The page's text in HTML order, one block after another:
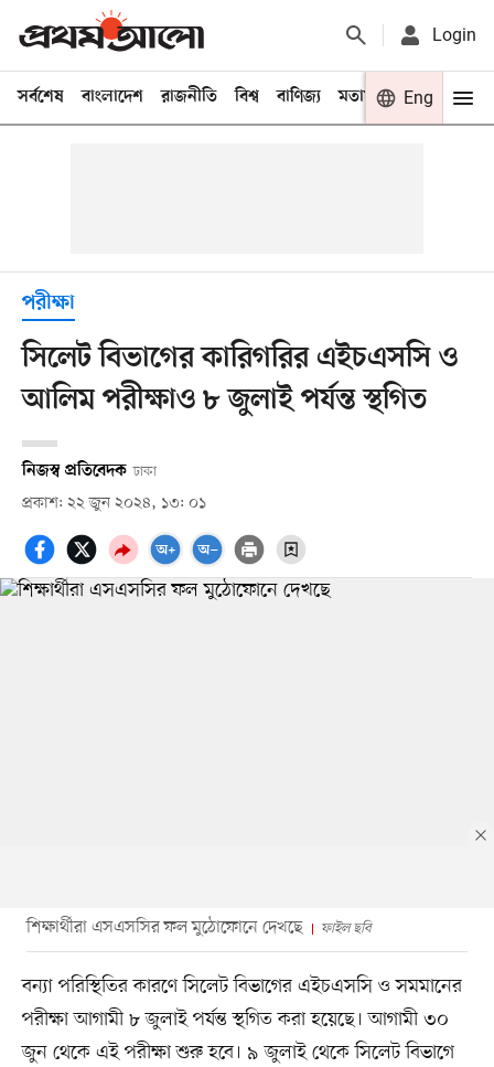
Login
সর্বশেষ বাংলাদেশ রাজনীতি বিশ্ব বাণিজ্য মতামত খেলা
Eng
পরীক্ষা
সিলেট বিভাগের কারিগরির এইচএসসি ও
আলিম পরীক্ষাও ৮ জুলাই পর্যন্ত স্থগিত
নিজস্ব প্রতিবেদক ঢাকা
প্রকাশ: ২২ জুন ২০২৪, ১৩: ০১
শিক্ষার্থীরা এসএসসির ফল মুঠোফোনে দেখছে ফাইল ছবি
বন্যা পরিস্থিতির কারণে সিলেট বিভাগের এইচএসসি ও সমমানের
পরীক্ষা আগামী ৮ জুলাই পর্যন্ত স্থগিত করা হয়েছে। আগামী ৩০
জুন থেকে এই পরীক্ষা শুরু হবে। ৯ জুলাই থেকে সিলেট বিভাগে